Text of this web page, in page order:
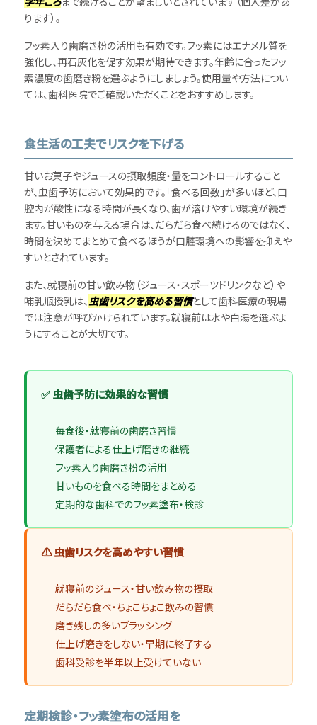
ります）。
フッ素入り歯磨き粉の活用も有効です。フッ素にはエナメル質を
強化し、再石灰化を促す効果が期待できます。年齢に合ったフッ
素濃度の歯磨き粉を選ぶようにしましょう。使用量や方法につい
ては、歯科医院でご確認いただくことをおすすめします。
食生活の工夫でリスクを下げる
甘いお菓子やジュースの摂取頻度・量をコントロールすること
が、虫歯予防において効果的です。「食べる回数」が多いほど、口
腔内が酸性になる時間が長くなり、歯が溶けやすい環境が続き
ます。甘いものを与える場合は、だらだら食べ続けるのではなく、
時間を決めてまとめて食べるほうが口腔環境への影響を抑えや
すいとされています。
また、就寝前の甘い飲み物（ジュース・スポーツドリンクなど）や
哺乳瓶授乳は、 虫歯リスクを高める習慣として歯科医療の現場
では注意が呼びかけられています。就寝前は水や白湯を選ぶよ
うにすることが大切です。
✅ 虫歯予防に効果的な習慣
毎食後・就寝前の歯磨き習慣
保護者による仕上げ磨きの継続
フッ素入り歯磨き粉の活用
甘いものを食べる時間をまとめる
定期的な歯科でのフッ素塗布・検診
⚠ 虫歯リスクを高めやすい習慣
就寝前のジュース・甘い飲み物の摂取
だらだら食べ・ちょこちょこ飲みの習慣
磨き残しの多いブラッシング
仕上げ磨きをしない・早期に終了する
歯科受診を半年以上受けていない
定期検診・フッ素塗布の活用を